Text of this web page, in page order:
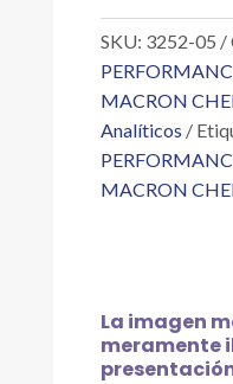
DIB.
RA
ACS
2.5
KG
cantidad
SKU: 3252-05
MACRON
Analíticos
MACRON
La imagen
meramente